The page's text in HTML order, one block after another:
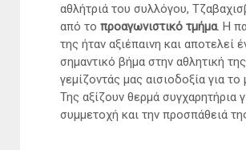
αθλήτριά του συλλόγου,
από το προαγωνιστικό τμήμα. Η
της ήταν αξιέπαινη και αποτελεί
σημαντικό βήμα στην αθλητική
γεμίζοντάς μας αισιοδοξία για το
Της αξίζουν θερμά συγχαρητήρια
συμμετοχή και την προσπάθειά